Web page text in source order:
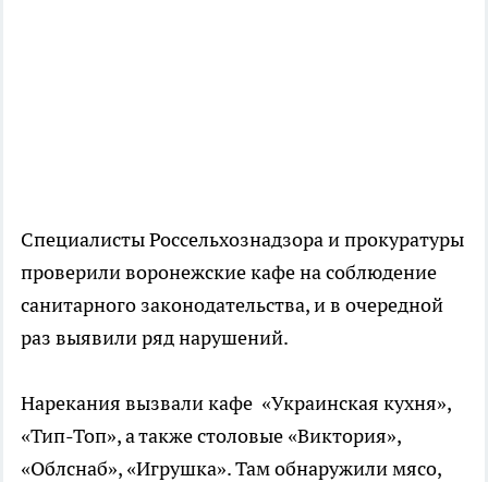
Специалисты Россельхознадзора и прокуратуры
проверили воронежские кафе на соблюдение
санитарного законодательства, и в очередной
раз выявили ряд нарушений.
Нарекания вызвали кафе «Украинская кухня»,
«Тип-Топ», а также столовые «Виктория»,
«Облснаб», «Игрушка». Там обнаружили мясо,